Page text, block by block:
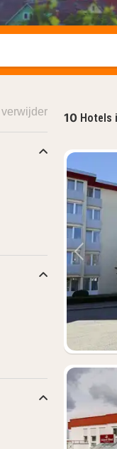
10 Hotels
verwijder